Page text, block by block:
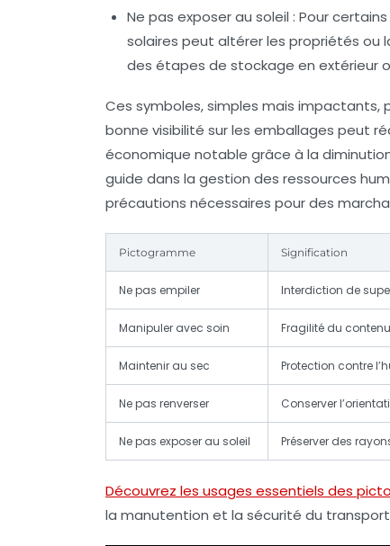
Ne pas exposer au soleil : Pour
solaires peut altérer les propriétés ou
des étapes de stockage en extérieur
Ces symboles, simples mais
bonne visibilité sur les emballages peut
économique notable grâce à la
guide dans la gestion des ressources
précautions nécessaires pour des
Pictogramme Signification
Ne pas empiler Interdiction de
Manipuler avec soin Fragilité du
Maintenir au sec Protection contre
Ne pas renverser Conserver
Ne pas exposer au soleil Préserver des
Découvrez les usages essentiels des
la manutention et la sécurité du